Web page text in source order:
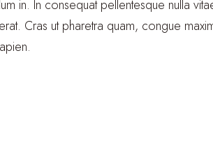
in. In consequat pellentesque nulla
Cras ut pharetra quam, congue